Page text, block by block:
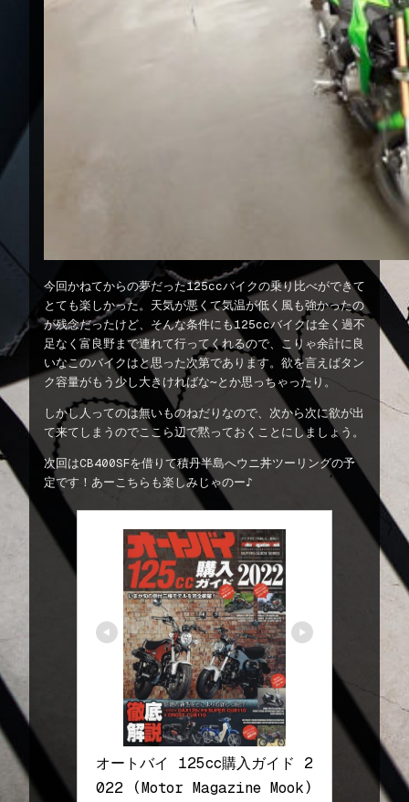
今回かねてからの夢だった125ccバイクの乗り比べができて
とても楽しかった。天気が悪くて気温が低く風も強かったの
が残念だったけど、そんな条件にも125ccバイクは全く過不
足なく富良野まで連れて行ってくれるので、こりゃ余計に良
いなこのバイクはと思った次第であります。欲を言えばタン
ク容量がもう少し大きければな〜とか思っちゃったり。
しかし人ってのは無いものねだりなので、次から次に欲が出
て来てしまうのでここら辺で黙っておくことにしましょう。
次回はCB400SFを借りて積丹半島へウニ丼ツーリングの予
定です！あーこちらも楽しみじゃのー♪
オートバイ 125cc購入ガイド 2
022 (Motor Magazine Mook)